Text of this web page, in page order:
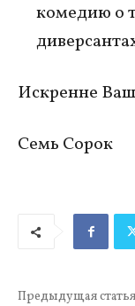
комедию о
Искренне
Семь Сорок
Предыдущая статья